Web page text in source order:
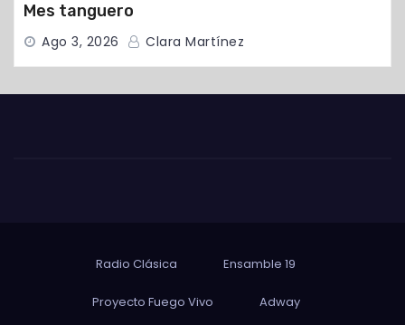
Mes tanguero
Ago 3, 2026 Clara Martínez
Radio Clásica Ensamble 19
Proyecto Fuego Vivo Adway